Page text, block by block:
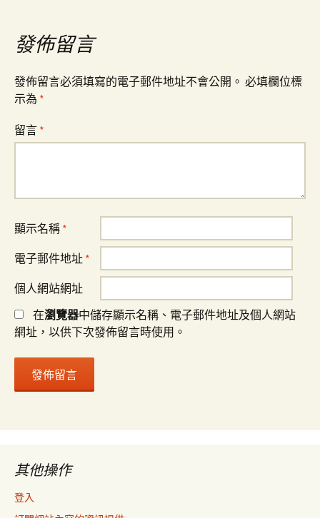
導
覽
發佈留言
發佈留言必須填寫的電子郵件地址不會公開。 必填欄位標
示為 *
留言 *
顯示名稱 *
電子郵件地址 *
個人網站網址
在瀏覽器中儲存顯示名稱、電子郵件地址及個人網站
網址，以供下次發佈留言時使用。
其他操作
登入